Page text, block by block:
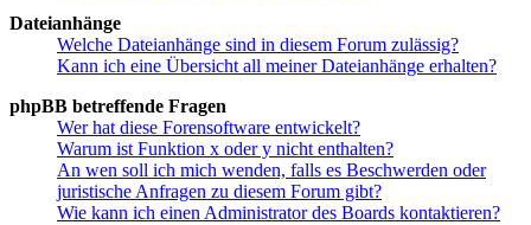
Dateianhänge
Welche Dateianhänge sind in diesem Forum zulässig?
Kann ich eine Übersicht all meiner Dateianhänge erhalten?
phpBB betreffende Fragen
Wer hat diese Forensoftware entwickelt?
Warum ist Funktion x oder y nicht enthalten?
An wen soll ich mich wenden, falls es Beschwerden oder
juristische Anfragen zu diesem Forum gibt?
Wie kann ich einen Administrator des Boards kontaktieren?